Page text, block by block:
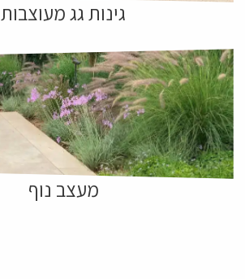
גינות גג מעוצבות
מעצב נוף